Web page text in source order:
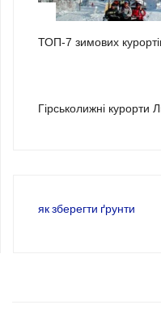
ТОП-7 зимових
Гірськолижні курорти
як зберегти ґрунти